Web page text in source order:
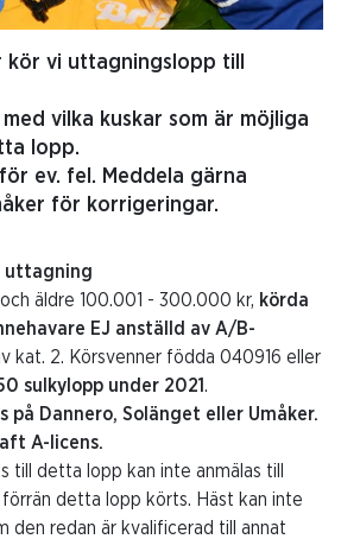
kör vi uttagningslopp till
vilka kuskar som är möjliga
lopp.
ev. fel. Meddela gärna
för korrigeringar.
uttagning
och äldre 100.001 - 300.000 kr, körda
EJ anställd av A/B-
kat. 2. Körsvenner födda 040916 eller
sulkylopp under 2021.
på Dannero, Solänget eller Umåker.
A-licens.
till detta lopp kan inte anmälas till
detta lopp körts. Häst kan inte
den redan är kvalificerad till annat